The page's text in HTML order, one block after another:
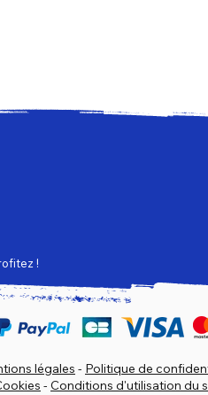
!
légales - Politique de
- Conditions d'utilisation du